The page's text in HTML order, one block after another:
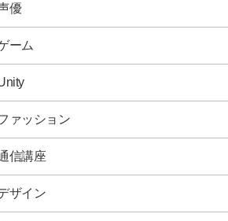
優
ーム
ァッション
信講座
ザイン